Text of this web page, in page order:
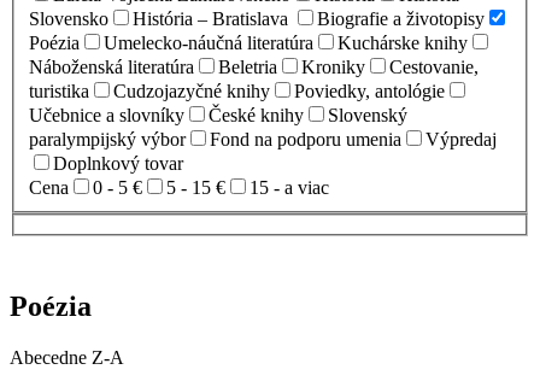
Slovensko
História – Bratislava
Biografie a životopisy
Poézia
Umelecko-náučná literatúra
Kuchárske knihy
Náboženská literatúra
Beletria Kroniky
Cestovanie,
turistika
Cudzojazyčné knihy
Poviedky, antológie
Učebnice a slovníky
České knihy
Slovenský
paralympijský výbor
Fond na podporu umenia
Výpredaj
Doplnkový tovar
Cena
0 - 5 € 5 - 15 € 15 - a viac
Poézia
Abecedne Z-A